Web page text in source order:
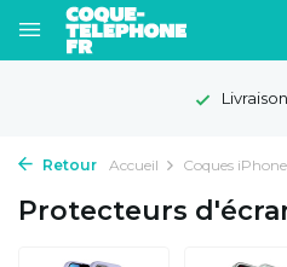
Retour Accueil Coques iPhone
Protecteurs